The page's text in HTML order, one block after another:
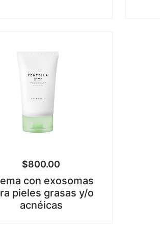
$800.00
con exosomas
pieles grasas y/o
acnéicas